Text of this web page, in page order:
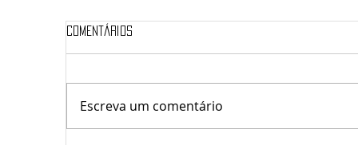
Comentários
Escreva um comentário